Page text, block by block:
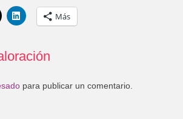
Más
para publicar un comentario.